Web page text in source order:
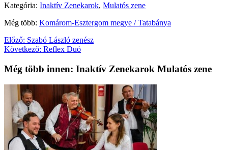
Kategória: Inaktív Zenekarok, Mulatós zene
Még több: Komárom-Esztergom megye / Tatabánya
Előző: Szabó László zenész
Következő: Reflex Duó
Még több innen: Inaktív Zenekarok Mulatós zene